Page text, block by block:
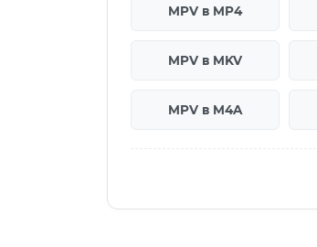
MPV в MP4
MPV в MKV
MPV в M4A